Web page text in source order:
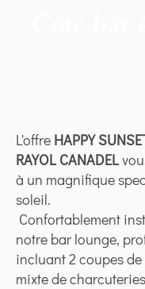
L'offre HAPPY
RAYOL CANADEL
à un magnifique
soleil.
Confortablement
notre bar lounge,
incluant 2 coupes
mixte de